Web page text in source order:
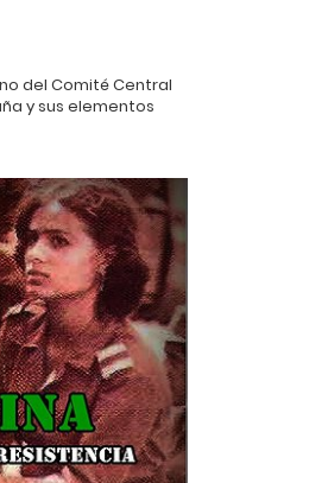
del Comité Central
y sus elementos